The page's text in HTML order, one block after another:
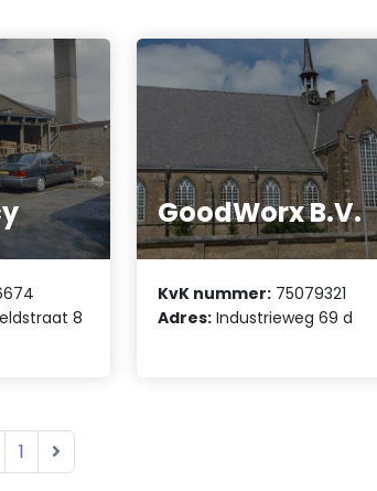
8
GoodWorx B.V.
KvK nummer: 75079321
Adres: Industrieweg 69 d
1